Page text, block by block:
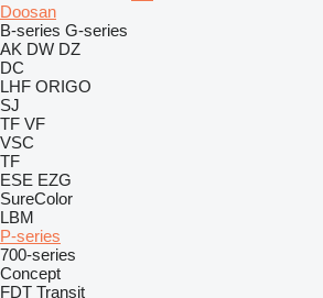
Doosan
B-series G-series
AK DW DZ
DC
LHF ORIGO
SJ
TF VF
VSC
TF
ESE EZG
SureColor
LBM
P-series
700-series
Concept
FDT Transit